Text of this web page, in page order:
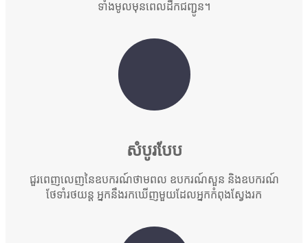
ទាំងមូលមុនពេលដឹកជញ្ជូន។
សំបូរបែប
ជួរពេញលេញនៃឧបករណ៍ថាមពល ឧបករណ៍សួន និងឧបករណ៍
ថែទាំរថយន្ត អ្នកនឹងរកឃើញមួយដែលអ្នកកំពុងស្វែងរក